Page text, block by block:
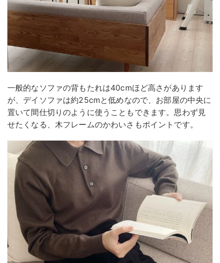
一般的なソファの背もたれは40cmほど高さがあります
が、デイソファは約25cmと低めなので、お部屋の中央に
置いて間仕切りのように使うこともできます。思わず見
せたくなる、木フレームのかわいさもポイントです。